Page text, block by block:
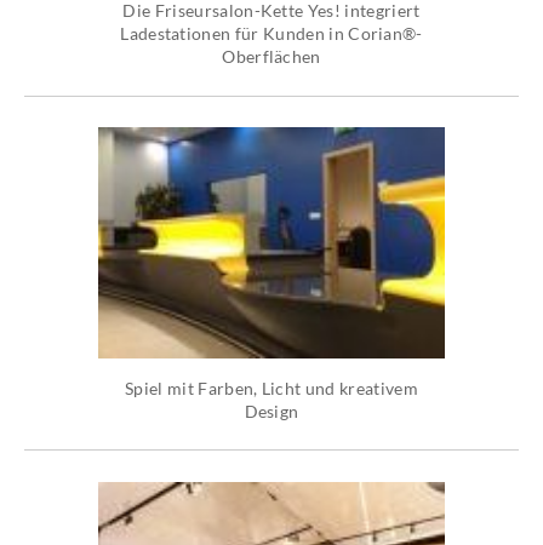
Die Friseursalon-Kette Yes! integriert
Ladestationen für Kunden in Corian®-
Oberflächen
Spiel mit Farben, Licht und kreativem
Design